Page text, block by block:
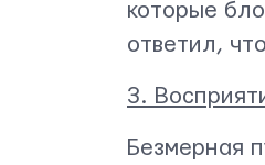
которые
ответил,
3.
Безмерная